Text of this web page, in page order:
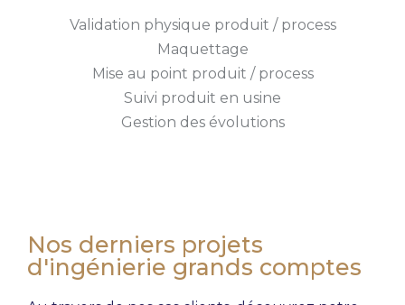
Validation physique produit / process
Maquettage
Mise au point produit / process
Suivi produit en usine
Gestion des évolutions
Nos derniers projets
d'ingénierie grands comptes